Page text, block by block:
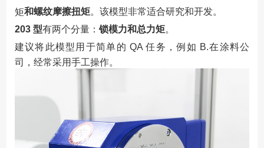
矩和螺纹摩擦扭矩。该模型非常适合研究和开发。
203 型有两个分量： 锁模力和总力矩。
建议将此模型用于简单的 QA 任务，例如 B.在涂料公
司，经常采用手工操作。